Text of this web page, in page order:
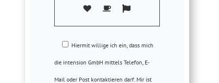
Hiermit willige ich ein, dass mich
die intension GmbH mittels Telefon, E-
Mail oder Post kontaktieren darf. Mir ist